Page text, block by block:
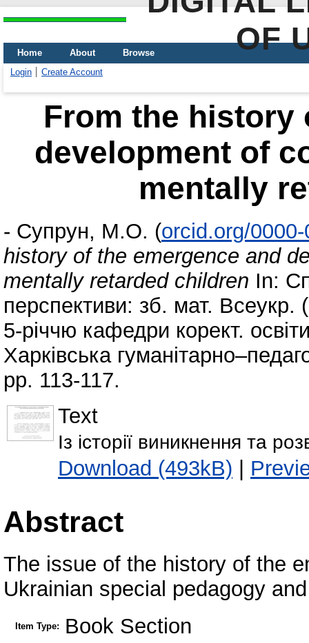
OF
Home About
Browse
Login
Create Account
From the history
development of
mentally
- Супрун, М.О. (orcid.org/
history of the emergence and
mentally retarded children In:
перспективи: зб. мат. Всеукр.
5-річчю кафедри корект.
Харківська
pp. 113-117.
Text
Із історії виникнення та
Download (493kB) |
Abstract
The issue of the history of the
Ukrainian special pedagogy
Item Type: Book Section